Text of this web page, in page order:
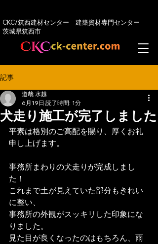
CKC/筑西建材センター 建築資材専門センター
​茨城県筑西市
記事
犬走り施工が完了しました
道哉 水越
6月19日 読了時間: 1分
平素は格別のご高配を賜り、厚くお礼
申し上げます。
事務所まわりの犬走りが完成しまし
た！
これまで土が見えていた部分もきれい
に整い、
事務所の外観がスッキリした印象にな
りました。
見た目が良くなったのはもちろん、雨